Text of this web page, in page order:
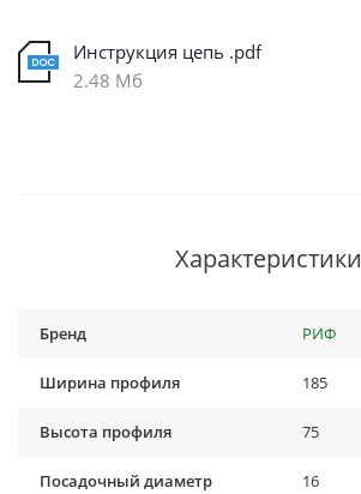
Инструкция цепь .pdf
2.48 Мб
Характеристики
Бренд РИФ
Ширина профиля 185
Высота профиля 75
Посадочный диаметр 16